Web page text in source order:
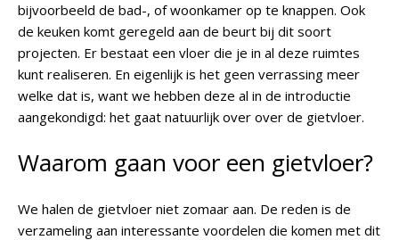
bijvoorbeeld de bad-, of woonkamer op te knappen. Ook
de keuken komt geregeld aan de beurt bij dit soort
projecten. Er bestaat een vloer die je in al deze ruimtes
kunt realiseren. En eigenlijk is het geen verrassing meer
welke dat is, want we hebben deze al in de introductie
aangekondigd: het gaat natuurlijk over over de gietvloer.
Waarom gaan voor een gietvloer?
We halen de gietvloer niet zomaar aan. De reden is de
verzameling aan interessante voordelen die komen met dit